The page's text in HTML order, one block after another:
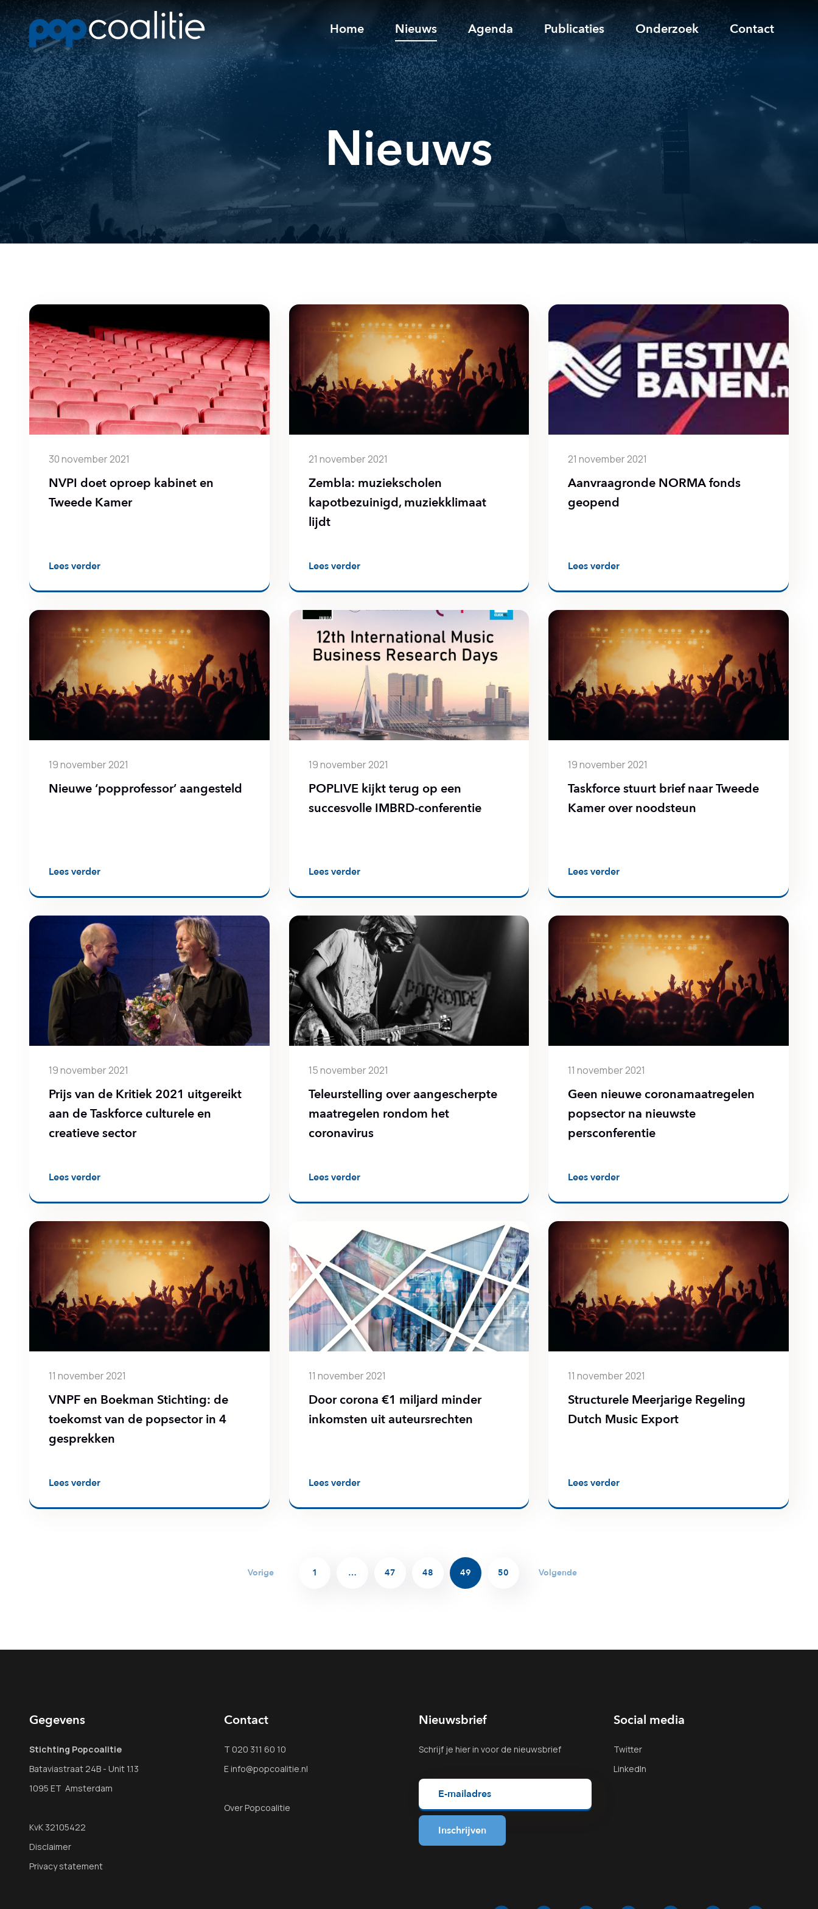
Home Nieuws Agenda Publicaties Onderzoek Contact
Nieuws
30 november 2021
NVPI doet oproep kabinet en
Tweede Kamer
Lees verder
21 november 2021
Zembla: muziekscholen
kapotbezuinigd, muziekklimaat
lijdt
Lees verder
21 november 2021
Aanvraagronde NORMA fonds
geopend
Lees verder
19 november 2021
Nieuwe ‘popprofessor’ aangesteld
Lees verder
19 november 2021
POPLIVE kijkt terug op een
succesvolle IMBRD-conferentie
Lees verder
19 november 2021
Taskforce stuurt brief naar Tweede
Kamer over noodsteun
Lees verder
19 november 2021
Prijs van de Kritiek 2021 uitgereikt
aan de Taskforce culturele en
creatieve sector
Lees verder
15 november 2021
Teleurstelling over aangescherpte
maatregelen rondom het
coronavirus
Lees verder
11 november 2021
Geen nieuwe coronamaatregelen
popsector na nieuwste
persconferentie
Lees verder
11 november 2021
VNPF en Boekman Stichting: de
toekomst van de popsector in 4
gesprekken
Lees verder
11 november 2021
Door corona €1 miljard minder
inkomsten uit auteursrechten
Lees verder
11 november 2021
Structurele Meerjarige Regeling
Dutch Music Export
Lees verder
Vorige 1 … 47 48 49 50 Volgende
Gegevens
Stichting Popcoalitie
Bataviastraat 24B - Unit 1.13
1095 ET Amsterdam
KvK 32105422
Disclaimer
Privacy statement
Contact
T 020 311 60 10
E info@popcoalitie.nl
Over Popcoalitie
Nieuwsbrief
Schrijf je hierin voor de nieuwsbrief
Social media
Twitter
LinkedIn